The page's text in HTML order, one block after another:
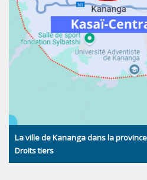
La ville de Kananga dans la
Droits tiers